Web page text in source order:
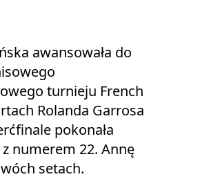
awansowała do
turnieju French
Rolanda Garrosa
pokonała
numerem 22. Annę
setach.